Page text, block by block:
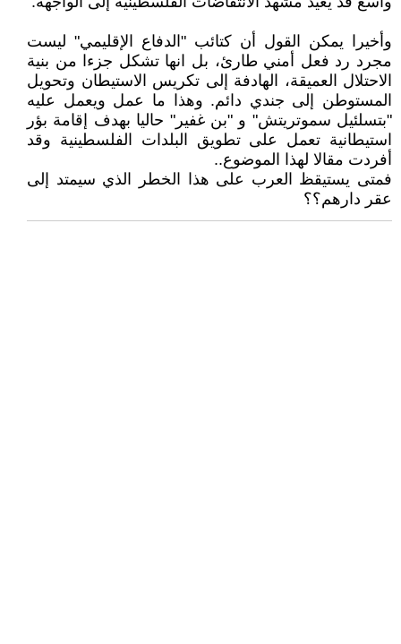
وأخيرا يمكن القول أن كتائب "الدفاع الإقليمي" ليست
مجرد رد فعل أمني طارئ، بل انها تشكل جزءا من بنية
الاحتلال العميقة، الهادفة إلى تكريس الاستيطان وتحويل
المستوطن إلى جندي دائم. وهذا ما عمل ويعمل عليه
"بتسلئيل سموتريتش" و "بن غفير" حاليا بهدف إقامة بؤر
استيطانية تعمل على تطويق البلدات الفلسطينية وقد
أفردت مقالا لهذا الموضوع..
فمتى يستيقظ العرب على هذا الخطر الذي سيمتد إلى
عقر دارهم؟؟